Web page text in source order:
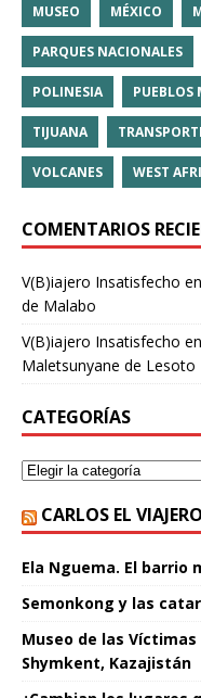
MUSEO MÉXICO
PARQUES NACIONALES
POLINESIA PUEBLOS
TIJUANA
VOLCANES WEST
COMENTARIOS
V(B)iajero Insatisfecho en
de Malabo
V(B)iajero Insatisfecho en
Maletsunyane de Lesoto
CATEGORÍAS
CARLOS EL VIAJERO
Ela Nguema. El barrio
Semonkong y las
Museo de las
Shymkent, Kazajistán